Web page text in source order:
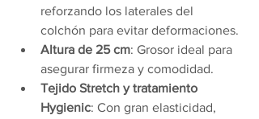
reforzando los laterales del
colchón para evitar deformaciones.
Altura de 25 cm: Grosor ideal para
asegurar firmeza y comodidad.
Tejido Stretch y tratamiento
Hygienic: Con gran elasticidad,